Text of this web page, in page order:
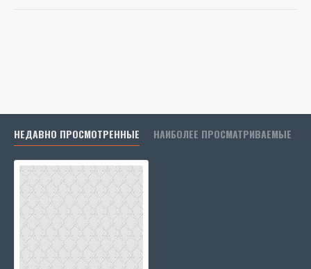
НЕДАВНО ПРОСМОТРЕННЫЕ НАИБОЛЕЕ ПРОСМАТРИВАЕМЫЕ